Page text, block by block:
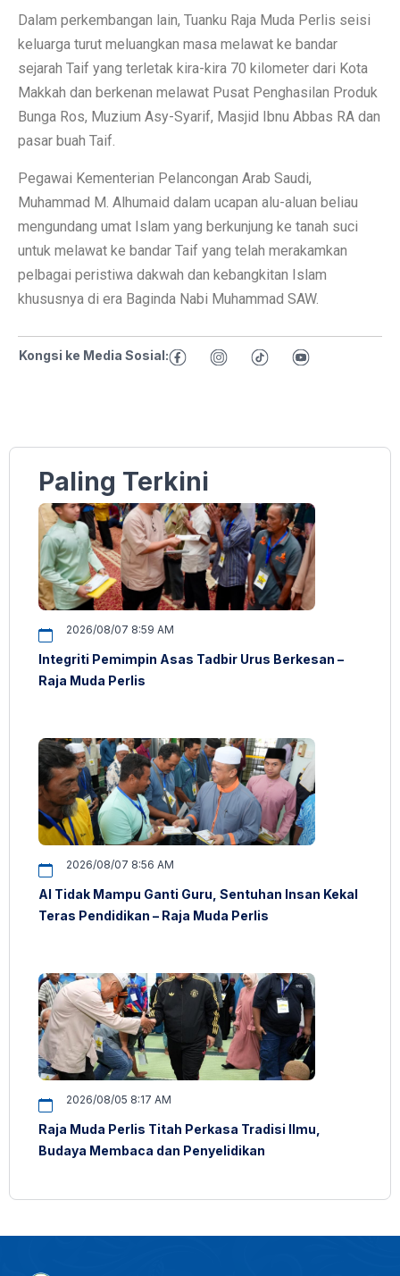
Dalam perkembangan lain, Tuanku Raja Muda Perlis seisi
keluarga turut meluangkan masa melawat ke bandar
sejarah Taif yang terletak kira-kira 70 kilometer dari Kota
Makkah dan berkenan melawat Pusat Penghasilan Produk
Bunga Ros, Muzium Asy-Syarif, Masjid Ibnu Abbas RA dan
pasar buah Taif.
Pegawai Kementerian Pelancongan Arab Saudi,
Muhammad M. Alhumaid dalam ucapan alu-aluan beliau
mengundang umat Islam yang berkunjung ke tanah suci
untuk melawat ke bandar Taif yang telah merakamkan
pelbagai peristiwa dakwah dan kebangkitan Islam
khususnya di era Baginda Nabi Muhammad SAW.
Kongsi ke Media Sosial:
Paling Terkini
2026/08/07 8:59 AM
Integriti Pemimpin Asas Tadbir Urus Berkesan –
Raja Muda Perlis
2026/08/07 8:56 AM
AI Tidak Mampu Ganti Guru, Sentuhan Insan Kekal
Teras Pendidikan – Raja Muda Perlis
2026/08/05 8:17 AM
Raja Muda Perlis Titah Perkasa Tradisi Ilmu,
Budaya Membaca dan Penyelidikan